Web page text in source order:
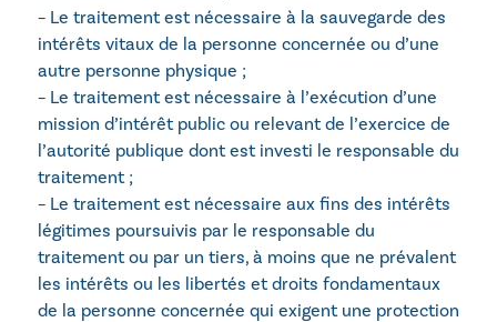
– Le traitement est nécessaire à la sauvegarde des
intérêts vitaux de la personne concernée ou d’une
autre personne physique ;
– Le traitement est nécessaire à l’exécution d’une
mission d’intérêt public ou relevant de l’exercice de
l’autorité publique dont est investi le responsable du
traitement ;
– Le traitement est nécessaire aux fins des intérêts
légitimes poursuivis par le responsable du
traitement ou par un tiers, à moins que ne prévalent
les intérêts ou les libertés et droits fondamentaux
de la personne concernée qui exigent une protection